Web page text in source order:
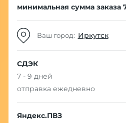
минимальная сумма заказа
Ваш город: Иркутск
СДЭК
7 - 9 дней
отправка ежедневно
Яндекс.ПВЗ